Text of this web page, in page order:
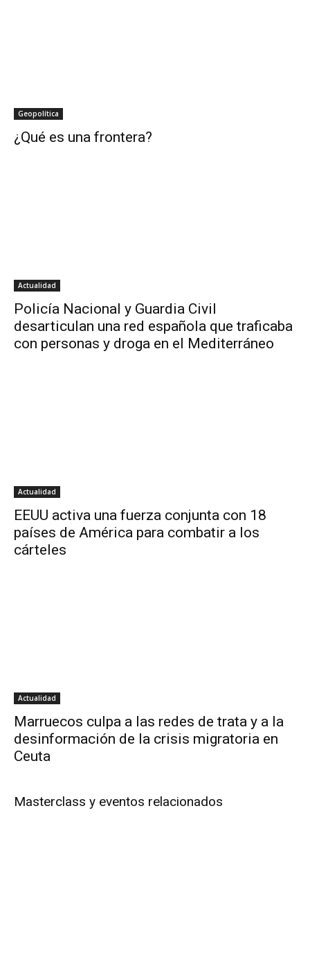
Geopolítica
¿Qué es una frontera?
Actualidad
Policía Nacional y Guardia Civil
desarticulan una red española que traficaba
con personas y droga en el Mediterráneo
Actualidad
EEUU activa una fuerza conjunta con 18
países de América para combatir a los
cárteles
Actualidad
Marruecos culpa a las redes de trata y a la
desinformación de la crisis migratoria en
Ceuta
Masterclass y eventos relacionados